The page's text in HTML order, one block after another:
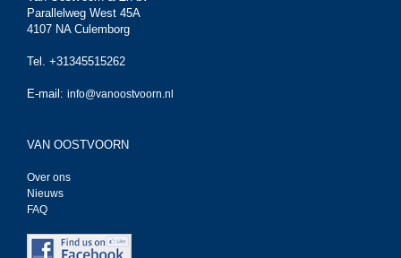
Parallelweg West 45A
4107 NA Culemborg
Tel. +31345515262
E-mail: info@vanoostvoorn.nl
VAN OOSTVOORN
Over ons
Nieuws
FAQ